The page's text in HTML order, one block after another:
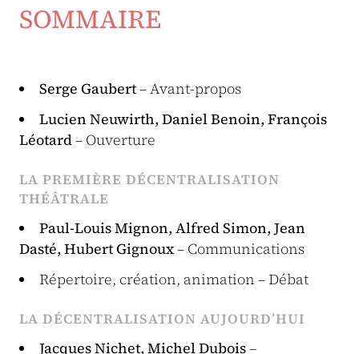
SOMMAIRE
Serge Gaubert– Avant-propos
Lucien Neuwirth, Daniel Benoin, François
Léotard– Ouverture
LA PREMIÈRE DÉCENTRALISATION
THÉÂTRALE
Paul-Louis Mignon, Alfred Simon, Jean
Dasté, Hubert Gignoux– Communications
Répertoire, création, animation – Débat
LA DÉCENTRALISATION AUJOURD’HUI
Jacques Nichet, Michel Dubois–